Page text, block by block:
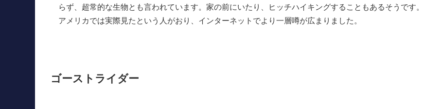
らず、超常的な生物とも言われています。家の前にいたり、ヒッチハイキングすることもあるそうです。
アメリカでは実際見たという人がおり、インターネットでより一層噂が広まりました。
ゴーストライダー